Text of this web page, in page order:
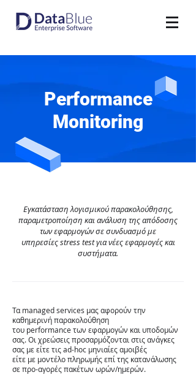
Performance
Monitoring
Εγκατάσταση λογισμικού παρακολούθησης,
παραμετροποίηση και ανάλυση της απόδοσης
των εφαρμογών σε συνδυασμό με
υπηρεσίες stress test για νέες εφαρμογές και
συστήματα.
Τα managed services μας αφορούν την
καθημερινή παρακολούθηση
του performance των εφαρμογών και υποδομών
σας. Οι χρεώσεις προσαρμόζονται στις ανάγκες
σας με είτε τις ad-hoc μηνιαίες αμοιβές
είτε με μοντέλο πληρωμής επί της κατανάλωσης
σε προ-αγορές πακέτων ωρών/ημερών.